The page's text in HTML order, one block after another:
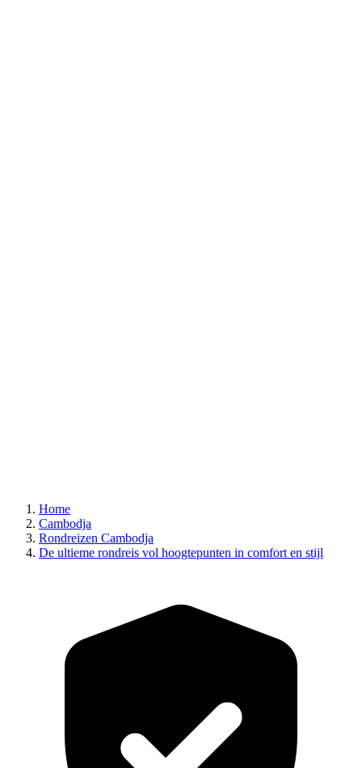
Home
Cambodja
Rondreizen Cambodja
De ultieme rondreis vol hoogtepunten in comfort en stijl